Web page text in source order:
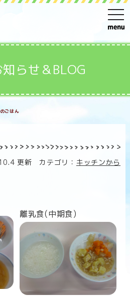
t
o
g
n
らせ＆BLOG
ごはん
更新 カテゴリ： キッチンから
離乳食(中期食)